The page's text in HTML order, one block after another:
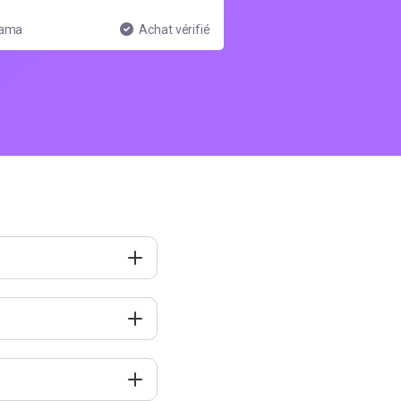
Achat vérifié
de t'aider à préparer
capitale à
aux examens
télécharger les
87